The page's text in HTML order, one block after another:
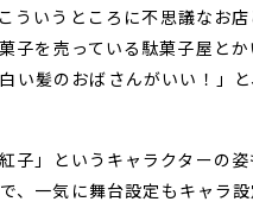
ういうところに不思議なお
子を売っている駄菓子屋と
い髪のおばさんがいい！」
子」というキャラクターの
、一気に舞台設定もキャラ